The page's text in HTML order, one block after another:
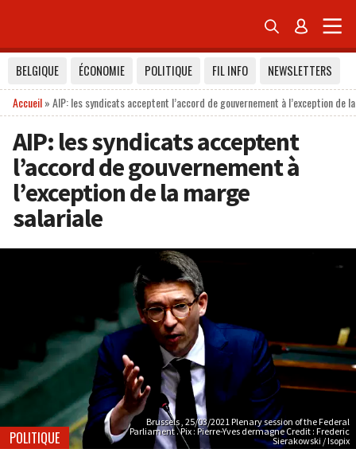
 
BELGIQUE ÉCONOMIE POLITIQUE FIL INFO
NEWSLETTERS
Accueil»AIP: les syndicats acceptent l’accord de gouvernement à l’exception de
AIP: les syndicats acceptent
l’accord de gouvernement à
l’exception de la marge
salariale
Brussels , 25/03/2021 Plenary session of the Federal
Parliament . Pix : Pierre-Yves dermagne Credit : Frederic
Sierakowski / Isopix
POLITIQUE